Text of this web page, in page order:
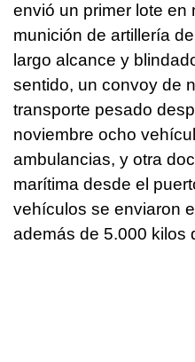
envió un primer lote en
munición de artillería
largo alcance y
sentido, un convoy de
transporte pesado
noviembre ocho
ambulancias, y otra
marítima desde el
vehículos se enviaron
además de 5.000 kilos